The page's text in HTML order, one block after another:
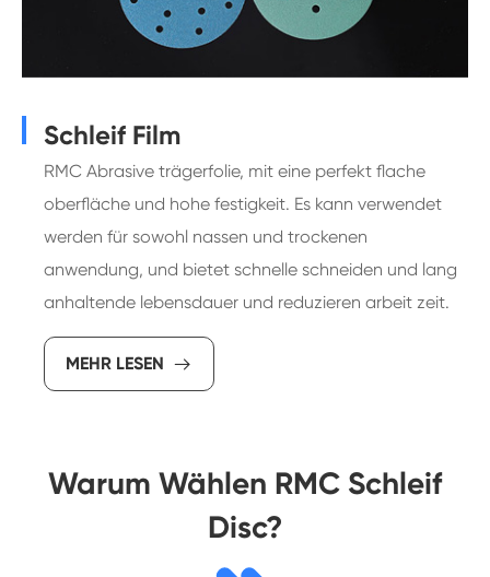
Schleif Film
RMC Abrasive trägerfolie, mit eine perfekt flache
oberfläche und hohe festigkeit. Es kann verwendet
werden für sowohl nassen und trockenen
anwendung, und bietet schnelle schneiden und lang
anhaltende lebensdauer und reduzieren arbeit zeit.
MEHR LESEN 
Warum Wählen RMC Schleif
Disc?